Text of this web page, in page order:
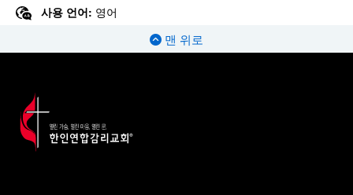
사용 언어: 영어
맨 위로